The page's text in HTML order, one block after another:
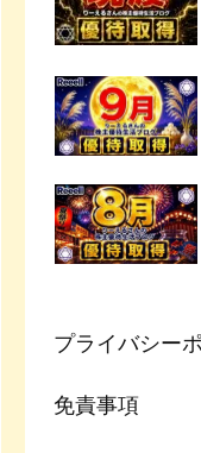
プライバシー
免責事項